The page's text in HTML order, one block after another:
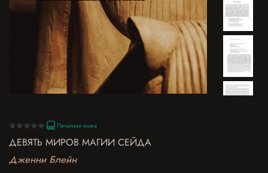
Печатная книга
ДЕВЯТЬ МИРОВ МАГИИ СЕЙДА
Дженни Блейн